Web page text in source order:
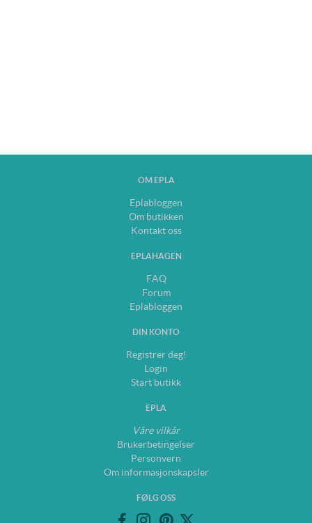
OM EPLA
Eplabloggen
Om butikken
Kontakt oss
EPLAHAGEN
FAQ
Forum
Eplabloggen
DIN KONTO
Registrer deg!
Login
Start butikk
EPLA
Våre vilkår
Brukerbetingelser
Personvern
Om informasjonskapsler
FØLG OSS